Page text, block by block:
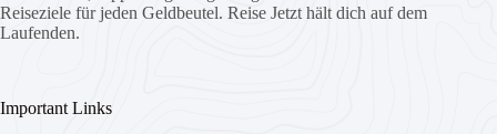
Reiseziele für jeden Geldbeutel. Reise Jetzt hält dich auf dem
Laufenden.
Important Links